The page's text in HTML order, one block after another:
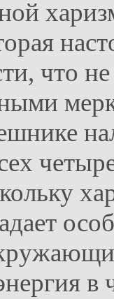
что